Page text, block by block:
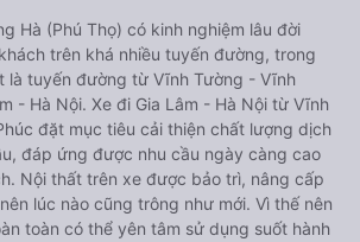
Hà (Phú Thọ) có kinh nghiệm lâu đời
trên khá nhiều tuyến đường, trong
là tuyến đường từ Vĩnh Tường - Vĩnh
- Hà Nội. Xe đi Gia Lâm - Hà Nội từ Vĩnh
đặt mục tiêu cải thiện chất lượng dịch
đáp ứng được nhu cầu ngày càng cao
Nội thất trên xe được bảo trì, nâng cấp
lúc nào cũng trông như mới. Vì thế nên
toàn có thể yên tâm sử dụng suốt hành